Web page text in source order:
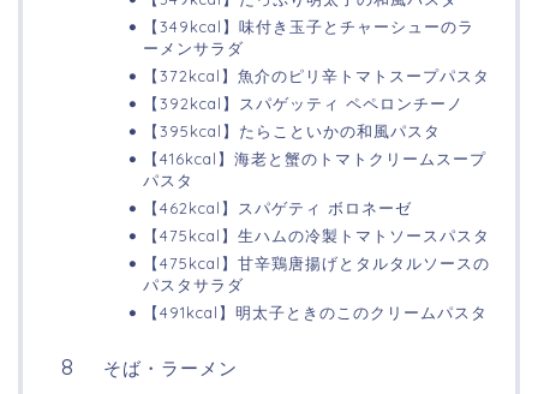
【349kcal】味付き玉子とチャーシューのラ
ーメンサラダ
【372kcal】魚介のピリ辛トマトスープパスタ
【392kcal】スパゲッティ ペペロンチーノ
【395kcal】たらこといかの和風パスタ
【416kcal】海老と蟹のトマトクリームスープ
パスタ
【462kcal】スパゲティ ボロネーゼ
【475kcal】生ハムの冷製トマトソースパスタ
【475kcal】甘辛鶏唐揚げとタルタルソースの
パスタサラダ
【491kcal】明太子ときのこのクリームパスタ
そば・ラーメン